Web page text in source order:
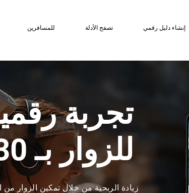
للمسافرين تصفح الأدلة إنشاء دليل رقمي
تجربة
للزوار بـ 30 لغة
زيادة الربحية من خلال تمكين الزوار